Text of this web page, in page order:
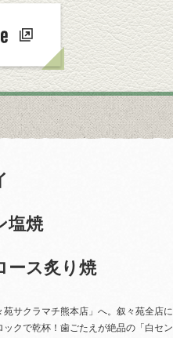
塩焼
ース炙り焼
苑サクラマチ熊本店」へ。叙々苑全店に
ックで乾杯！歯ごたえが絶品の「白セン